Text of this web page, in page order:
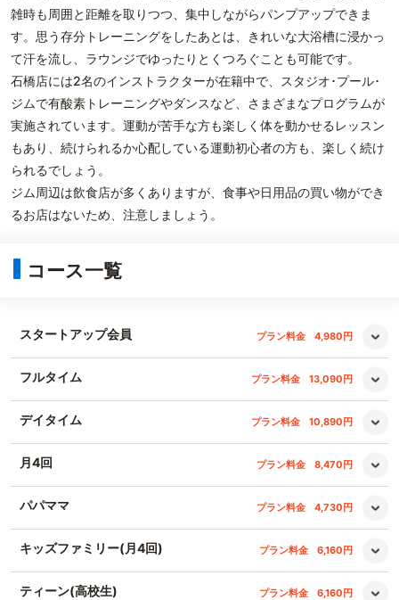
雑時も周囲と距離を取りつつ、集中しながらパンプアップできま
す。思う存分トレーニングをしたあとは、きれいな大浴槽に浸かっ
て汗を流し、ラウンジでゆったりとくつろぐことも可能です。
石橋店には2名のインストラクターが在籍中で、スタジオ･プール･
ジムで有酸素トレーニングやダンスなど、さまざまなプログラムが
実施されています。運動が苦手な方も楽しく体を動かせるレッスン
もあり、続けられるか心配している運動初心者の方も、楽しく続け
られるでしょう。
ジム周辺は飲食店が多くありますが、食事や日用品の買い物ができ
るお店はないため、注意しましょう。
コース一覧
スタートアップ会員 プラン料金 4,980円
フルタイム プラン料金 13,090円
デイタイム プラン料金 10,890円
月4回 プラン料金 8,470円
パパママ プラン料金 4,730円
キッズファミリー(月4回) プラン料金 6,160円
ティーン(高校生) プラン料金 6,160円